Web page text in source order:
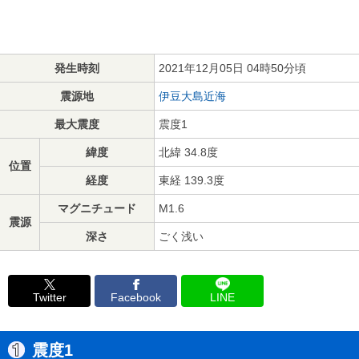
発生時刻 2021年12月05日 04時50分頃
震源地 伊豆大島近海
最大震度 震度1
位置
緯度 北緯 34.8度
経度 東経 139.3度
震源
マグニチュード M1.6
深さ ごく浅い
Twitter Facebook LINE
震度1